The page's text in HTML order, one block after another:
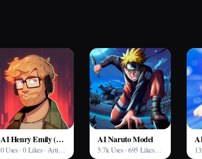
AI Henry Emily (Cassette Man) Model
0 Uses · 0 Likes · Arting AI
AI Naruto Model
5.7k Uses · 695 Likes · Arting AI